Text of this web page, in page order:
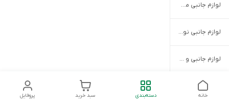
لوازم جانبی موتور سیکلت
لوازم جانبی نور و روشنایی
لوازم جانبی و یدکی باربیکیو
پروفایل سبد خرید دسته‌بندی خانه